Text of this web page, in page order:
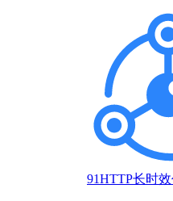
91HTTP长时